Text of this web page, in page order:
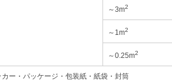
～3m2
～1m2
～0.25m2
ー・パッケージ・包装紙・紙袋・封筒